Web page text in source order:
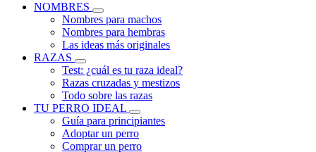
NOMBRES
Nombres para machos
Nombres para hembras
Las ideas más originales
RAZAS
Test: ¿cuál es tu raza ideal?
Razas cruzadas y mestizos
Todo sobre las razas
TU PERRO IDEAL
Guía para principiantes
Adoptar un perro
Comprar un perro